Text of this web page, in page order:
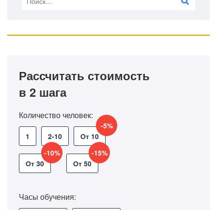
Рассчитать стоимость
в 2 шага
Количество человек:
1 2-10 От 10
-5%
От 30
-10%
От 50
-15%
Часы обучения: